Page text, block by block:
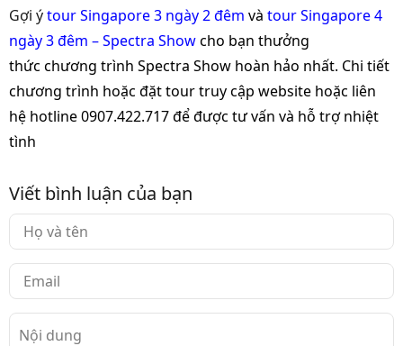
Gợi ýtour Singapore 3 ngày 2 đêm và tour Singapore 4
ngày 3 đêm – Spectra Showcho bạn thưởng
thức chương trình Spectra Show hoàn hảo nhất. Chi tiết
chương trình hoặc đặt tour truy cập website hoặc liên
hệ hotline 0907.422.717 để được tư vấn và hỗ trợ nhiệt
tình
Viết bình luận của bạn